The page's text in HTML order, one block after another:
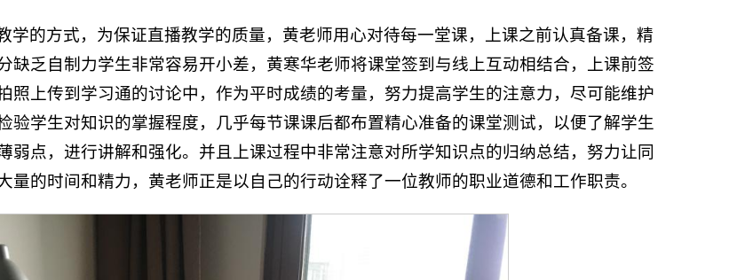
学的方式，为保证直播教学的质量，黄老师用心对待每一堂课，上课之前认真备课，精
缺乏自制力学生非常容易开小差，黄寒华老师将课堂签到与线上互动相结合，上课前签
照上传到学习通的讨论中，作为平时成绩的考量，努力提高学生的注意力，尽可能维护
验学生对知识的掌握程度，几乎每节课课后都布置精心准备的课堂测试，以便了解学生
弱点，进行讲解和强化。并且上课过程中非常注意对所学知识点的归纳总结，努力让同
的时间和精力，黄老师正是以自己的行动诠释了一位教师的职业道德和工作职责。